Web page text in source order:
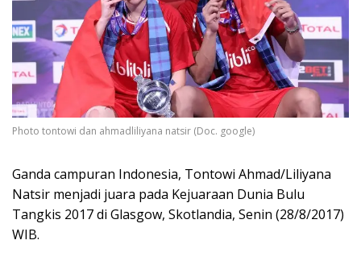
Photo tontowi dan ahmadliliyana natsir (Doc. google)
Ganda campuran Indonesia, Tontowi Ahmad/Liliyana
Natsir menjadi juara pada Kejuaraan Dunia Bulu
Tangkis 2017 di Glasgow, Skotlandia, Senin (28/8/2017)
WIB.